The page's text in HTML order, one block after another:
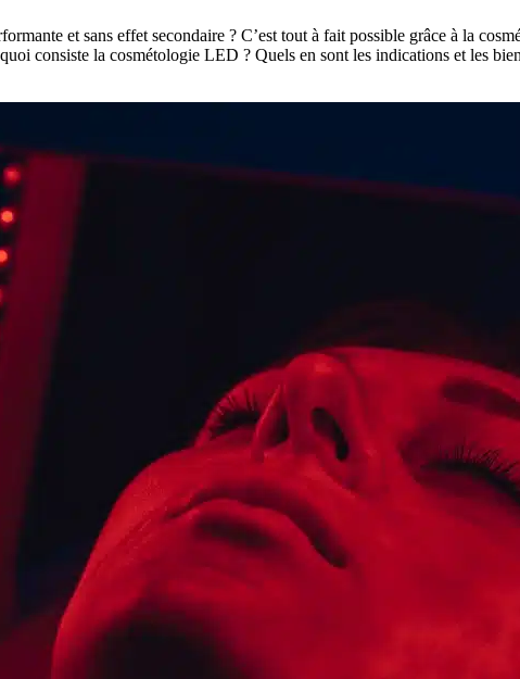
et sans effet secondaire ? C’est tout à fait possible grâce à la
consiste la cosmétologie LED ? Quels en sont les indications et les